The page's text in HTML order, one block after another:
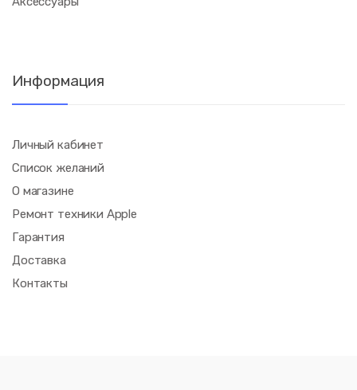
Информация
Личный кабинет
Список желаний
О магазине
Ремонт техники Apple
Гарантия
Доставка
Контакты